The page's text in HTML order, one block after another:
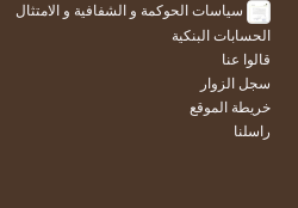
سياسات الحوكمة و الشفافية و الامتثال
الحسابات البنكية
قالوا عنا
سجل الزوار
خريطة الموقع
راسلنا